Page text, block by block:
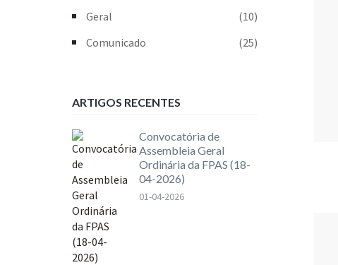
Geral
(10)
Comunicado
(25)
ARTIGOS RECENTES
Convocatória de
Assembleia Geral
Ordinária da FPAS (18-
04-2026)
01-04-2026